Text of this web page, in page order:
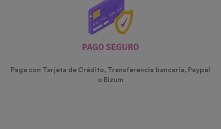
PAGO SEGURO
Paga con Tarjeta de Crédito, Transferencia bancaria, Paypal
o Bizum